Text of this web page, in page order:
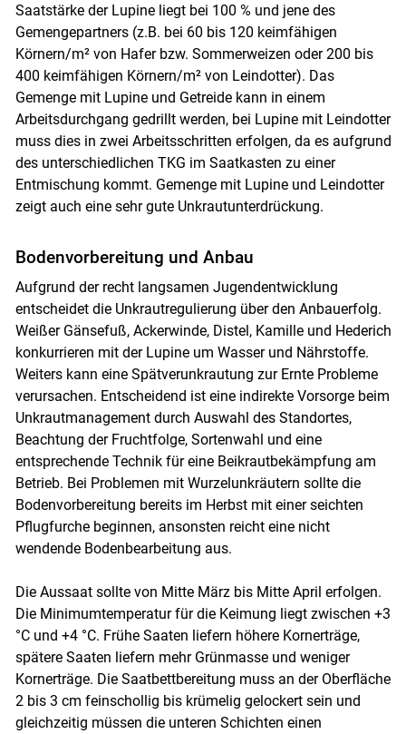
Saatstärke der Lupine liegt bei 100 % und jene des
Gemengepartners (z.B. bei 60 bis 120 keimfähigen
Körnern/m² von Hafer bzw. Sommerweizen oder 200 bis
400 keimfähigen Körnern/m² von Leindotter). Das
Gemenge mit Lupine und Getreide kann in einem
Arbeitsdurchgang gedrillt werden, bei Lupine mit Leindotter
muss dies in zwei Arbeitsschritten erfolgen, da es aufgrund
des unterschiedlichen TKG im Saatkasten zu einer
Entmischung kommt. Gemenge mit Lupine und Leindotter
zeigt auch eine sehr gute Unkrautunterdrückung.
Bodenvorbereitung und Anbau
Aufgrund der recht langsamen Jugendentwicklung
entscheidet die Unkrautregulierung über den Anbauerfolg.
Weißer Gänsefuß, Ackerwinde, Distel, Kamille und Hederich
konkurrieren mit der Lupine um Wasser und Nährstoffe.
Weiters kann eine Spätverunkrautung zur Ernte Probleme
verursachen. Entscheidend ist eine indirekte Vorsorge beim
Unkrautmanagement durch Auswahl des Standortes,
Beachtung der Fruchtfolge, Sortenwahl und eine
entsprechende Technik für eine Beikrautbekämpfung am
Betrieb. Bei Problemen mit Wurzelunkräutern sollte die
Bodenvorbereitung bereits im Herbst mit einer seichten
Pflugfurche beginnen, ansonsten reicht eine nicht
wendende Bodenbearbeitung aus.
Die Aussaat sollte von Mitte März bis Mitte April erfolgen.
Die Minimumtemperatur für die Keimung liegt zwischen +3
°C und +4 °C. Frühe Saaten liefern höhere Kornerträge,
spätere Saaten liefern mehr Grünmasse und weniger
Kornerträge. Die Saatbettbereitung muss an der Oberfläche
2 bis 3 cm feinschollig bis krümelig gelockert sein und
gleichzeitig müssen die unteren Schichten einen